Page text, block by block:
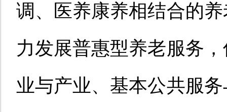
调、医养康养相结合的
力发展普惠型养老服务
业与产业、基本公共服